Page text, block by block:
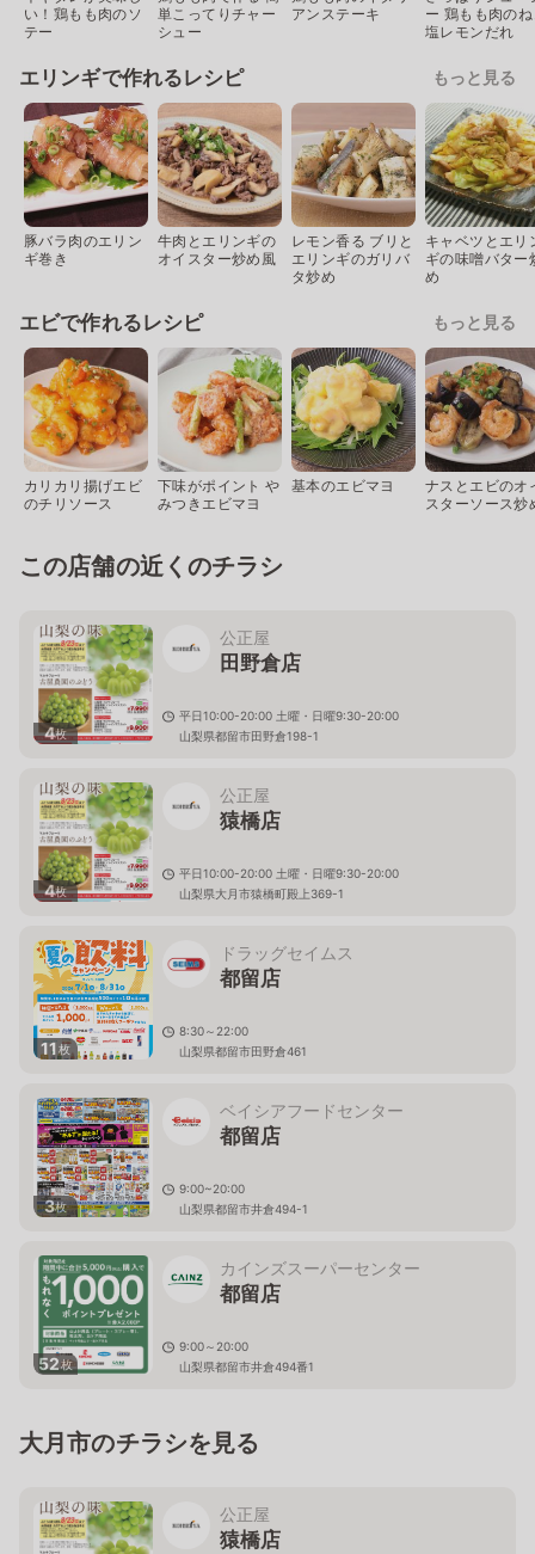
い！鶏もも肉のソ
テー
単こってりチャー
シュー
アンステーキ
ー 鶏もも肉の
塩レモンだれ
エリンギで作れるレシピ もっと見る
豚バラ肉のエリン
ギ巻き
牛肉とエリンギの
オイスター炒め風
レモン香る ブリと
エリンギのガリバ
タ炒め
キャベツとエリ
ギの味噌バター
め
エビで作れるレシピ もっと見る
カリカリ揚げエビ
のチリソース
下味がポイント や
みつきエビマヨ
基本のエビマヨ
ナスとエビのオ
スターソース炒
この店舗の近くのチラシ
4枚
公正屋
田野倉店
平日10:00-20:00 土曜・日曜9:30-20:00
山梨県都留市田野倉198-1
4枚
公正屋
猿橋店
平日10:00-20:00 土曜・日曜9:30-20:00
山梨県大月市猿橋町殿上369-1
11枚
ドラッグセイムス
都留店
8:30～22:00
山梨県都留市田野倉461
3枚
ベイシアフードセンター
都留店
9:00~20:00
山梨県都留市井倉494-1
52枚
カインズスーパーセンター
都留店
9:00～20:00
山梨県都留市井倉494番1
大月市のチラシを見る
公正屋
猿橋店